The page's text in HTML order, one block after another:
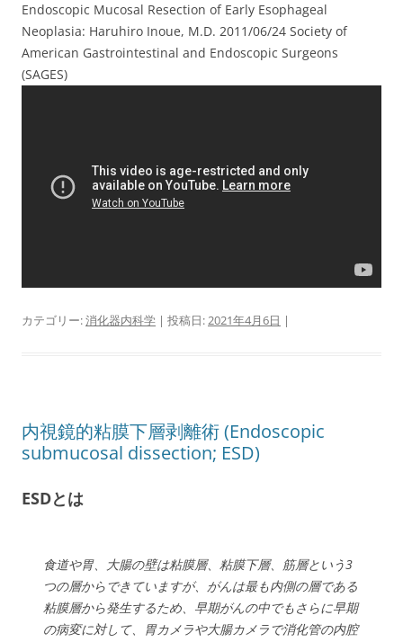
Endoscopic Mucosal Resection of Early Esophageal
Neoplasia: Haruhiro Inoue, M.D. 2011/06/24 Society of
American Gastrointestinal and Endoscopic Surgeons
(SAGES)
カテゴリー:消化器内科学 | 投稿日:2021年4月6日 |
内視鏡的粘膜下層剥離術 (Endoscopic
submucosal dissection; ESD)
ESDとは
食道や胃、大腸の壁は粘膜層、粘膜下層、筋層という3
つの層からできていますが、がんは最も内側の層である
粘膜層から発生するため、早期がんの中でもさらに早期
の病変に対して、胃カメラや大腸カメラで消化管の内腔